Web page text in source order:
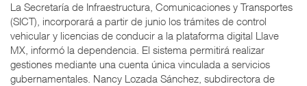
La Secretaría de Infraestructura, Comunicaciones y Transportes
(SICT), incorporará a partir de junio los trámites de control
vehicular y licencias de conducir a la plataforma digital Llave
MX, informó la dependencia. El sistema permitirá realizar
gestiones mediante una cuenta única vinculada a servicios
gubernamentales. Nancy Lozada Sánchez, subdirectora de